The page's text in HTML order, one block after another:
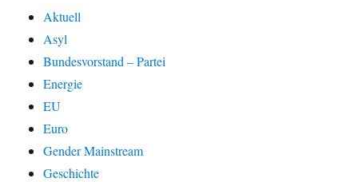
Aktuell
Asyl
Bundesvorstand – Partei
Energie
EU
Euro
Gender Mainstream
Geschichte